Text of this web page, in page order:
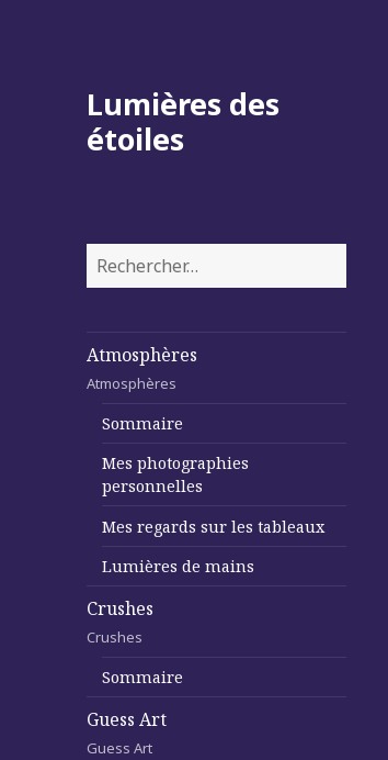
Lumières des
étoiles
Rechercher :
Atmosphères
Atmosphères
Sommaire
Mes photographies
personnelles
Mes regards sur les tableaux
Lumières de mains
Crushes
Crushes
Sommaire
Guess Art
Guess Art